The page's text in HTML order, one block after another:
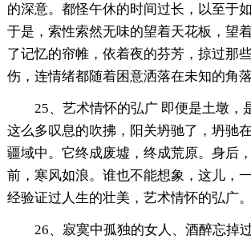
的深意。都怪午休的时间过长，以至于
于是，索性索然无味的望着天花板，望
了记忆的帘帷，依着夜的芬芳，掠过那
伤，连情绪都随着困意洒落在未知的角落
25、艺术情怀的弘广 即便是土墩，
这么多叹息的吹拂，阳关坍驰了，坍驰
疆域中。它终成废墟，终成荒原。身后
前，寒风如浪。谁也不能想象，这儿，
经验证过人生的壮美，艺术情怀的弘广。
26、寂寞中孤独的女人、酒醉忘掉